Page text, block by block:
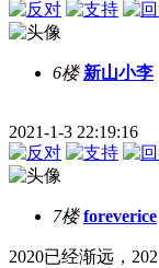
6楼 新山小李
2021-1-3 22:19:16
7楼 foreverice
2020已经渐远，